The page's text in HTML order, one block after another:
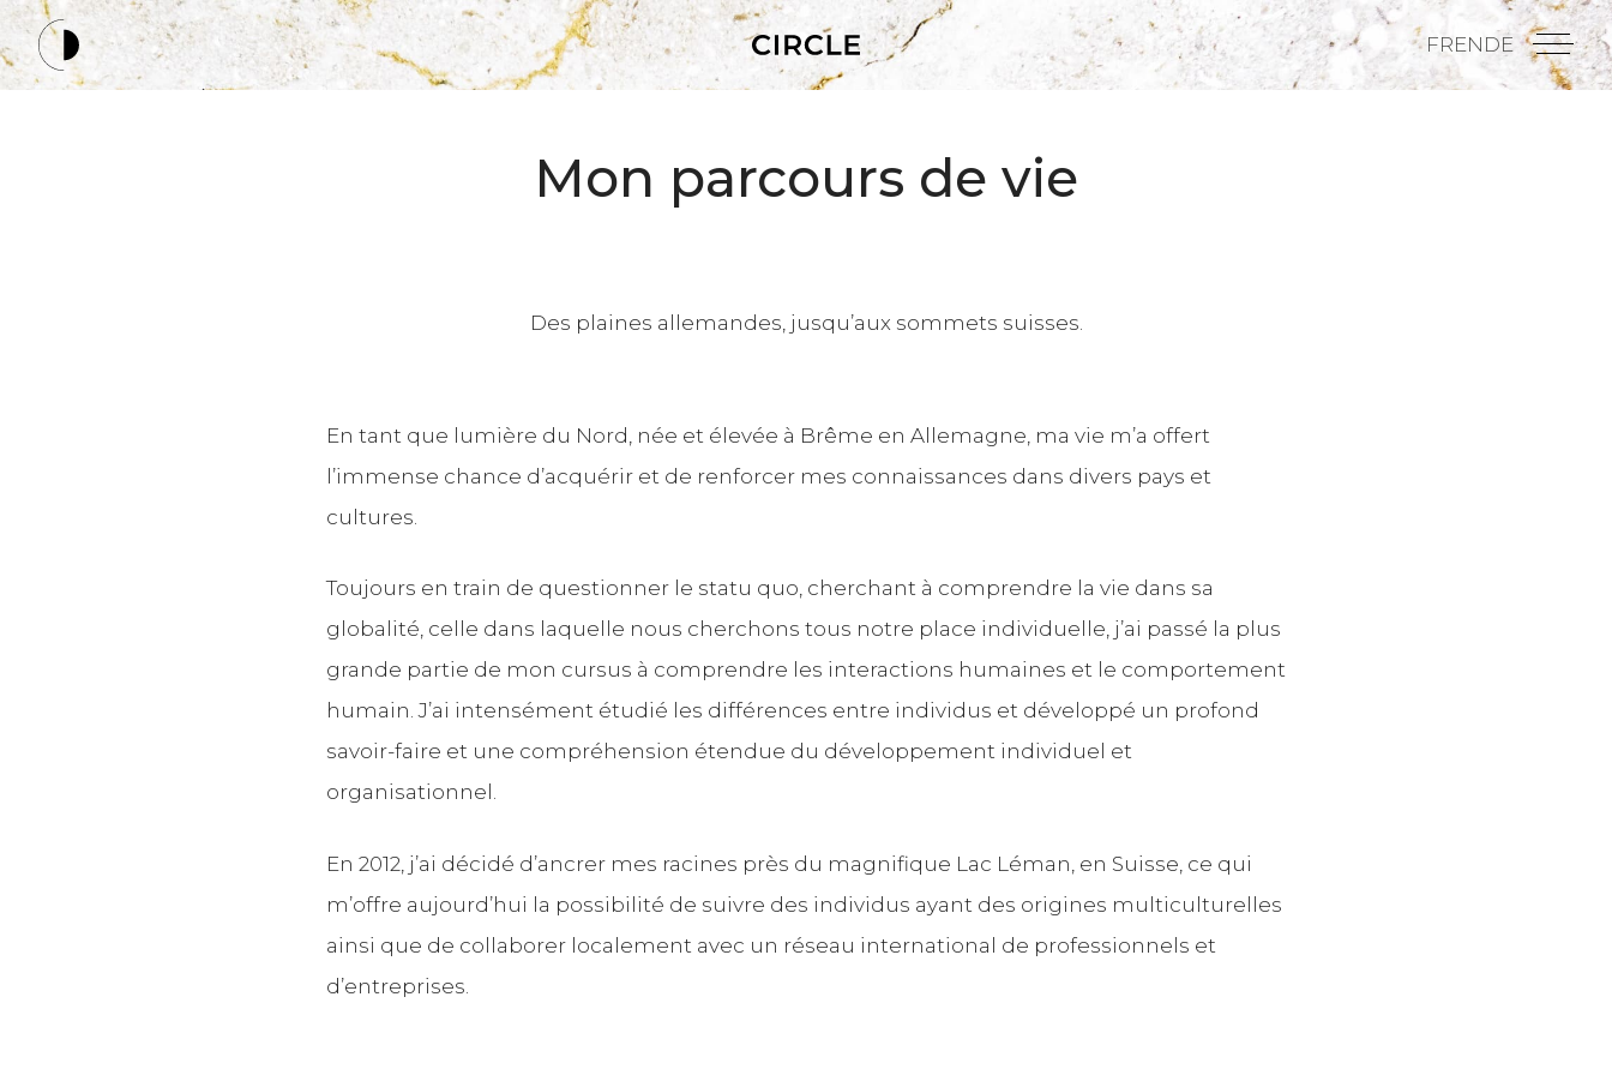
Skip
to
FREN DE Menu
Mon parcours de vie
Des plaines allemandes, jusqu’aux sommets suisses.
En tant que lumière du Nord, née et élevée à Brême en Allemagne, ma vie m’a offert
l’immense chance d’acquérir et de renforcer mes connaissances dans divers pays et
cultures.
Toujours en train de questionner le statu quo, cherchant à comprendre la vie dans sa
globalité, celle dans laquelle nous cherchons tous notre place individuelle, j’ai passé la plus
grande partie de mon cursus à comprendre les interactions humaines et le comportement
humain. J’ai intensément étudié les différences entre individus et développé un profond
savoir-faire et une compréhension étendue du développement individuel et
organisationnel.
En 2012, j’ai décidé d’ancrer mes racines près du magnifique Lac Léman, en Suisse, ce qui
m’offre aujourd’hui la possibilité de suivre des individus ayant des origines multiculturelles
ainsi que de collaborer localement avec un réseau international de professionnels et
d’entreprises.